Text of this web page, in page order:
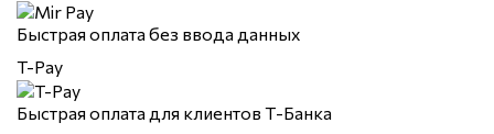
Быстрая оплата без ввода данных
T-Pay
Быстрая оплата для клиентов Т-Банка